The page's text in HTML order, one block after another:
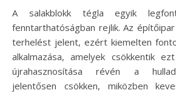
A salakblokk tégla egyik
fenntarthatóságban rejlik. Az
terhelést jelent, ezért kiemelten
alkalmazása, amelyek csökkentik
újrahasznosítása révén a
jelentősen csökken, miközben